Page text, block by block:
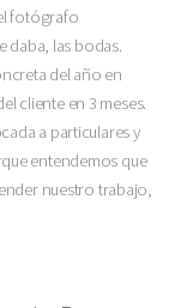
fotógrafo
daba, las bodas.
del año en
cliente en 3 meses.
a particulares y
entendemos que
nuestro trabajo,